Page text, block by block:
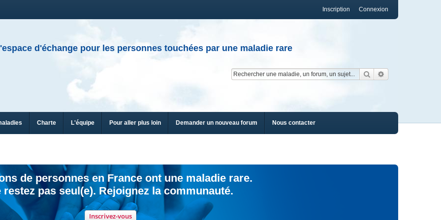
Connexion
Inscription
d'échange pour les personnes touchées par une maladie rare
Rechercher
Charte L'équipe Pour aller plus loin Demander un nouveau forum Nous contacter
de personnes en France ont une maladie rare.
restez pas seul(e). Rejoignez la communauté.
Inscrivez-vous